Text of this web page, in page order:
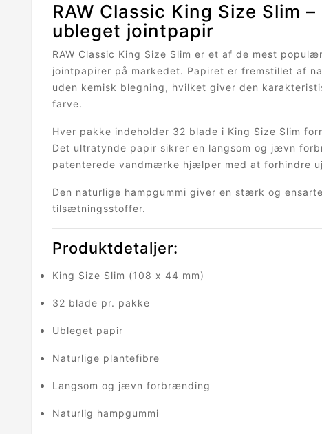
RAW Classic King Size Slim
ubleget jointpapir
RAW Classic King Size Slim er et af de mest
jointpapirer på markedet. Papiret er fremstillet af
uden kemisk blegning, hvilket giver den
farve.
Hver pakke indeholder 32 blade i King Size Slim
Det ultratynde papir sikrer en langsom og jævn
patenterede vandmærke hjælper med at forhindre
Den naturlige hampgummi giver en stærk og
tilsætningsstoffer.
Produktdetaljer:
King Size Slim (108 x 44 mm)
32 blade pr. pakke
Ubleget papir
Naturlige plantefibre
Langsom og jævn forbrænding
Naturlig hampgummi